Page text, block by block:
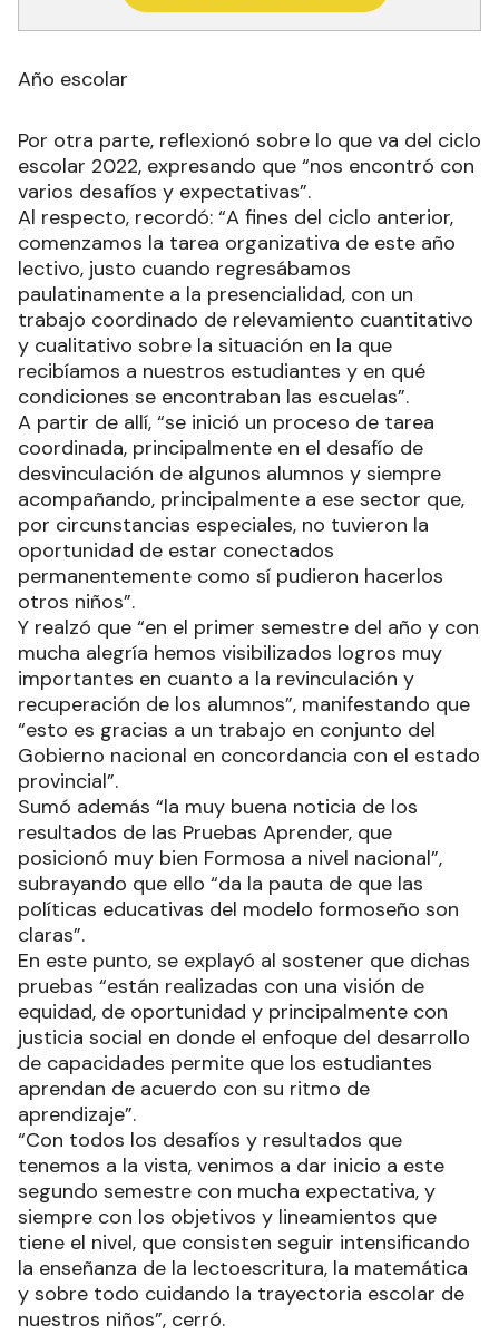
Año escolar
Por otra parte, reflexionó sobre lo que va del ciclo
escolar 2022, expresando que “nos encontró con
varios desafíos y expectativas”.
Al respecto, recordó: “A fines del ciclo anterior,
comenzamos la tarea organizativa de este año
lectivo, justo cuando regresábamos
paulatinamente a la presencialidad, con un
trabajo coordinado de relevamiento cuantitativo
y cualitativo sobre la situación en la que
recibíamos a nuestros estudiantes y en qué
condiciones se encontraban las escuelas”.
A partir de allí, “se inició un proceso de tarea
coordinada, principalmente en el desafío de
desvinculación de algunos alumnos y siempre
acompañando, principalmente a ese sector que,
por circunstancias especiales, no tuvieron la
oportunidad de estar conectados
permanentemente como sí pudieron hacerlos
otros niños”.
Y realzó que “en el primer semestre del año y con
mucha alegría hemos visibilizados logros muy
importantes en cuanto a la revinculación y
recuperación de los alumnos”, manifestando que
“esto es gracias a un trabajo en conjunto del
Gobierno nacional en concordancia con el estado
provincial”.
Sumó además “la muy buena noticia de los
resultados de las Pruebas Aprender, que
posicionó muy bien Formosa a nivel nacional”,
subrayando que ello “da la pauta de que las
políticas educativas del modelo formoseño son
claras”.
En este punto, se explayó al sostener que dichas
pruebas “están realizadas con una visión de
equidad, de oportunidad y principalmente con
justicia social en donde el enfoque del desarrollo
de capacidades permite que los estudiantes
aprendan de acuerdo con su ritmo de
aprendizaje”.
“Con todos los desafíos y resultados que
tenemos a la vista, venimos a dar inicio a este
segundo semestre con mucha expectativa, y
siempre con los objetivos y lineamientos que
tiene el nivel, que consisten seguir intensificando
la enseñanza de la lectoescritura, la matemática
y sobre todo cuidando la trayectoria escolar de
nuestros niños”, cerró.